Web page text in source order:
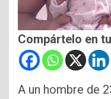
Compártelo en
A un hombre de